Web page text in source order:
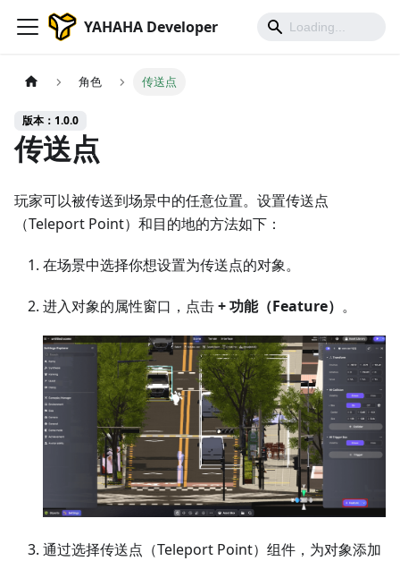
YAHAHA Developer
角色 传送点
版本：1.0.0
传送点
玩家可以被传送到场景中的任意位置。设置传送点
（Teleport Point）和目的地的方法如下：
在场景中选择你想设置为传送点的对象。
进入对象的属性窗口，点击+ 功能（Feature） 。
通过选择传送点（Teleport Point）组件，为对象添加